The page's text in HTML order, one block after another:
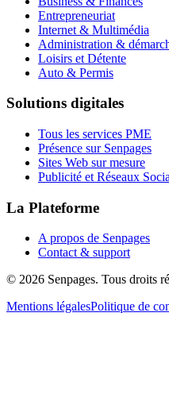
Entrepreneuriat
Internet & Multimédia
Administration &
Loisirs et Détente
Auto & Permis
Solutions digitales
Tous les services PME
Présence sur Senpages
Sites Web sur mesure
Publicité et Réseaux
La Plateforme
A propos de Senpages
Contact & support
© 2026 Senpages. Tous droits
Mentions légalesPolitique de